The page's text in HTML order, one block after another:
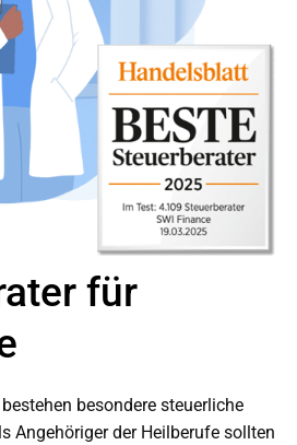
für
besondere steuerliche
Angehöriger der Heilberufe sollten